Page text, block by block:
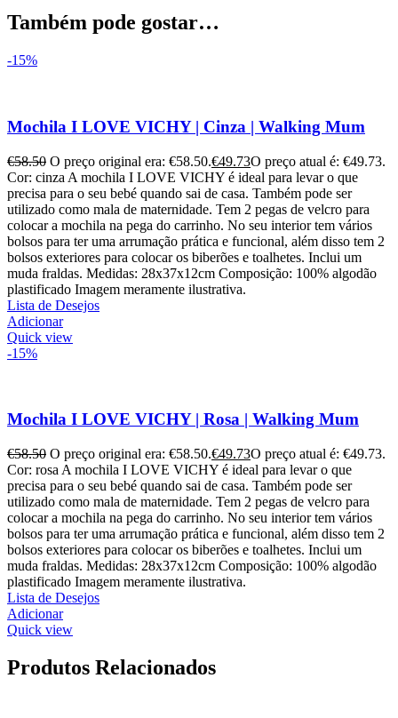
Também pode gostar…
-15%
Mochila I LOVE VICHY | Cinza | Walking Mum
€58.50 O preço original era: €58.50.€49.73O preço atual é: €49.73.
Cor: cinza A mochila I LOVE VICHY é ideal para levar o que
precisa para o seu bebé quando sai de casa. Também pode ser
utilizado como mala de maternidade. Tem 2 pegas de velcro para
colocar a mochila na pega do carrinho. No seu interior tem vários
bolsos para ter uma arrumação prática e funcional, além disso tem 2
bolsos exteriores para colocar os biberões e toalhetes. Inclui um
muda fraldas. Medidas: 28x37x12cm Composição: 100% algodão
plastificado Imagem meramente ilustrativa.
Lista de Desejos
Adicionar
Quick view
-15%
Mochila I LOVE VICHY | Rosa | Walking Mum
€58.50 O preço original era: €58.50.€49.73O preço atual é: €49.73.
Cor: rosa A mochila I LOVE VICHY é ideal para levar o que
precisa para o seu bebé quando sai de casa. Também pode ser
utilizado como mala de maternidade. Tem 2 pegas de velcro para
colocar a mochila na pega do carrinho. No seu interior tem vários
bolsos para ter uma arrumação prática e funcional, além disso tem 2
bolsos exteriores para colocar os biberões e toalhetes. Inclui um
muda fraldas. Medidas: 28x37x12cm Composição: 100% algodão
plastificado Imagem meramente ilustrativa.
Lista de Desejos
Adicionar
Quick view
Produtos Relacionados